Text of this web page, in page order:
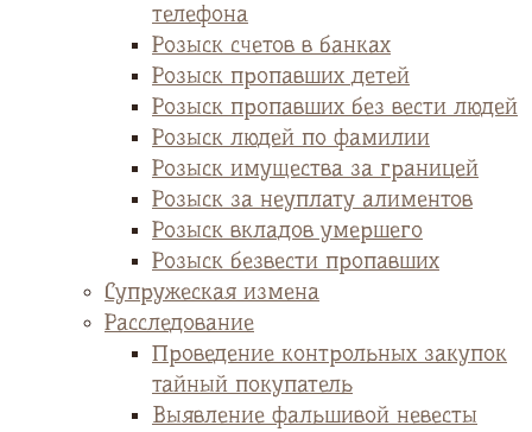
телефона
Розыск счетов в банках
Розыск пропавших детей
Розыск пропавших без вести людей
Розыск людей по фамилии
Розыск имущества за границей
Розыск за неуплату алиментов
Розыск вкладов умершего
Розыск безвести пропавших
Супружеская измена
Расследование
Проведение контрольных закупок
тайный покупатель
Выявление фальшивой невесты